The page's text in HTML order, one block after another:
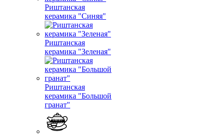
Риштанская
керамика "Синяя"
Риштанская
керамика "Зеленая"
Риштанская
керамика "Большой
гранат"